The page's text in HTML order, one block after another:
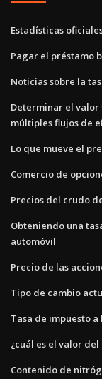
Estadísticas
Pagar el préstamo
Noticias sobre la
Determinar el valor
múltiples flujos de
Lo que mueve el
Comercio de
Precios del crudo
Obteniendo una
automóvil
Precio de las
Tipo de cambio
Tasa de impuesto
¿cuál es el valor
Contenido de